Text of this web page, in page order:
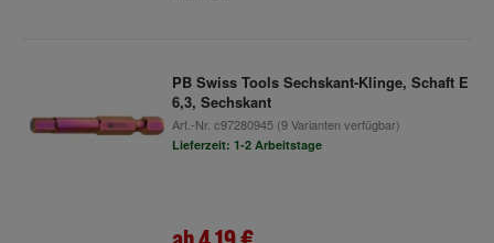
PB Swiss Tools Sechskant-Klinge, Schaft E
6,3, Sechskant
Art.-Nr. c97280945(9 Varianten verfügbar)
Lieferzeit: 1-2 Arbeitstage